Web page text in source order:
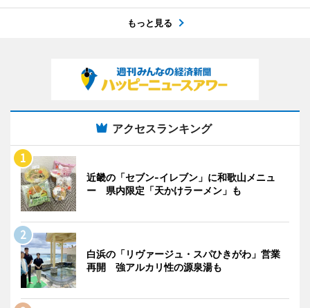
もっと見る
アクセスランキング
近畿の「セブン-イレブン」に和歌山メニュ
ー 県内限定「天かけラーメン」も
白浜の「リヴァージュ・スパひきがわ」営業
再開 強アルカリ性の源泉湯も